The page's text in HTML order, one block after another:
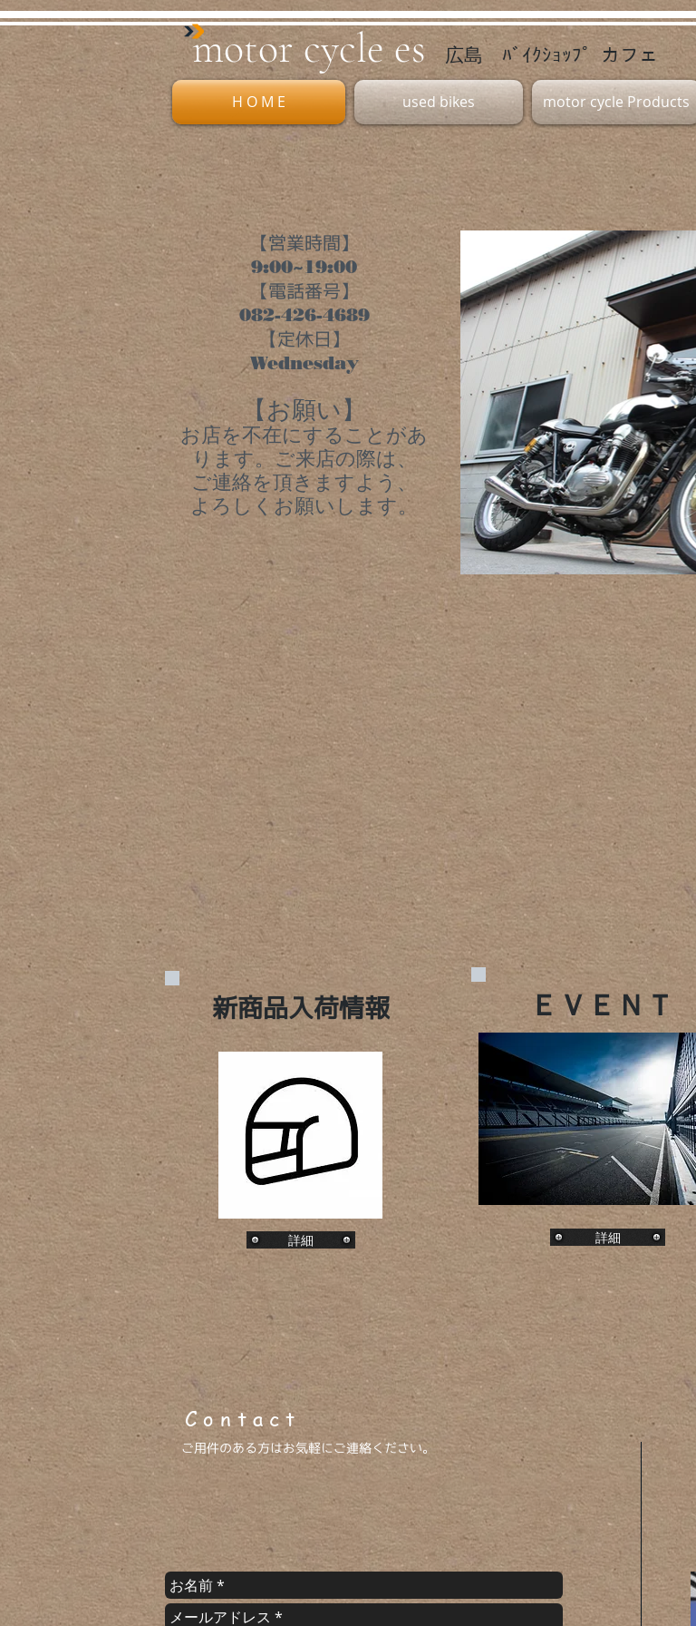
mo​tor cycle es 広島 ﾊﾞｲｸｼｮｯﾌﾟ カフェ
H O M E used bikes motor cycle Products
【営業時間】
9:00~19:00
【電話番号】
082-426-4689
​【定休日】
Wednesday
【お願い】
お店を不在にすることがあ
ります。ご来店の際は、
ご連絡を頂きますよう、
よろしくお願いします。​
​新商品入荷情報
詳細
ＥＶＥＮＴ
詳細
​ C o n t a c t
ご用件のある方はお気軽にご連絡ください。